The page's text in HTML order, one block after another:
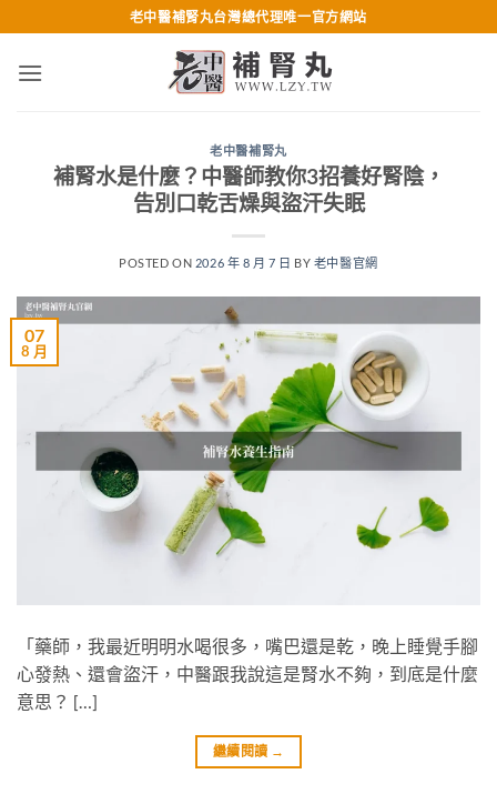
轉
老中醫補腎丸台灣總代理唯一官方網站
老中醫補腎丸
補腎水是什麼？中醫師教你3招養好腎陰，
告別口乾舌燥與盜汗失眠
POSTED ON 2026 年 8 月 7 日 BY 老中醫官網
07
8 月
「藥師，我最近明明水喝很多，嘴巴還是乾，晚上睡覺手腳
心發熱、還會盜汗，中醫跟我說這是腎水不夠，到底是什麼
意思？ […]
繼續閱讀 →